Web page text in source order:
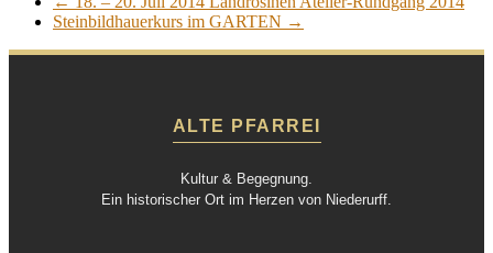
Steinbildhauerkurs im GARTEN →
ALTE PFARREI
Kultur & Begegnung.
Ein historischer Ort im Herzen von Niederurff.